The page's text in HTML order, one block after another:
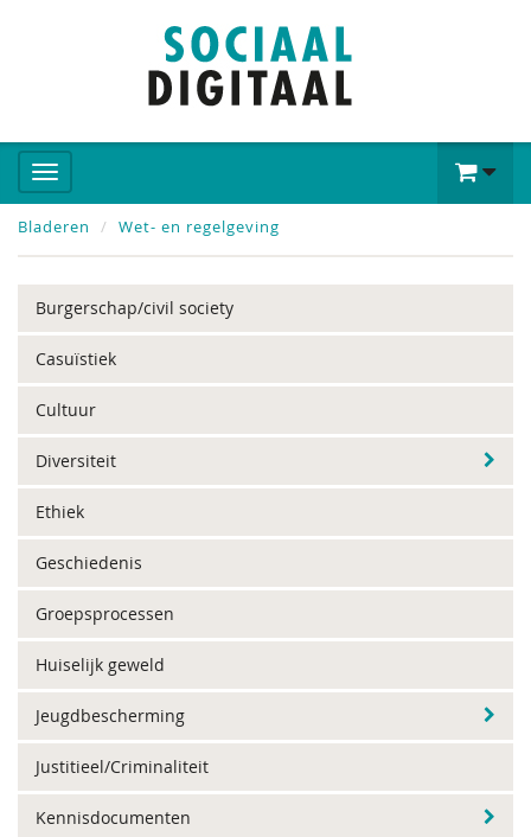
Bladeren Wet- en regelgeving
Burgerschap/civil society
Casuïstiek
Cultuur
Diversiteit
Ethiek
Geschiedenis
Groepsprocessen
Huiselijk geweld
Jeugdbescherming
Justitieel/Criminaliteit
Kennisdocumenten